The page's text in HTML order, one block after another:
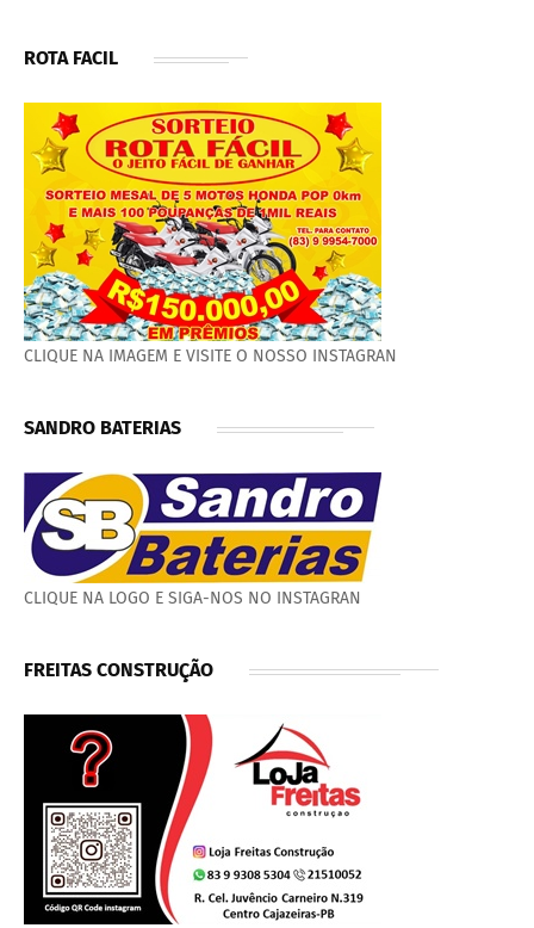
ROTA FACIL
CLIQUE NA IMAGEM E VISITE O NOSSO INSTAGRAN
SANDRO BATERIAS
CLIQUE NA LOGO E SIGA-NOS NO INSTAGRAN
FREITAS CONSTRUÇÃO